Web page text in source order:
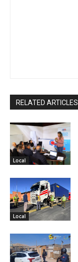
RELATED ARTICLES
Local
Local